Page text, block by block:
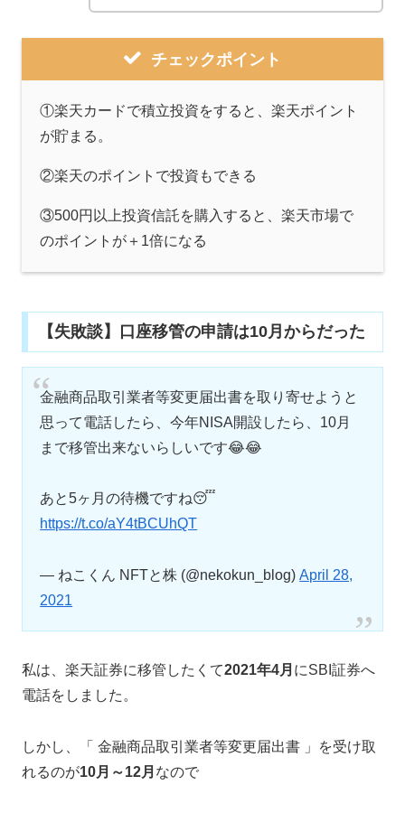
チェックポイント
①楽天カードで積立投資をすると、楽天ポイント
が貯まる。
②楽天のポイントで投資もできる
③500円以上投資信託を購入すると、楽天市場で
のポイントが＋1倍になる
【失敗談】口座移管の申請は10月からだった
金融商品取引業者等変更届出書を取り寄せようと
思って電話したら、今年NISA開設したら、10月
まで移管出来ないらしいです😂😂
あと5ヶ月の待機ですね😴
https://t.co/aY4tBCUhQT
— ねこくん NFTと株 (@nekokun_blog)April 28,
2021
私は、楽天証券に移管したくて2021年4月 にSBI証券へ
電話をしました。
しかし、「 金融商品取引業者等変更届出書 」を受け取
れるのが10月～12月 なので